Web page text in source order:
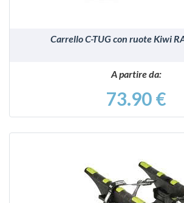
Carrello C-TUG con ruote Kiwi
A partire da:
73.90 €